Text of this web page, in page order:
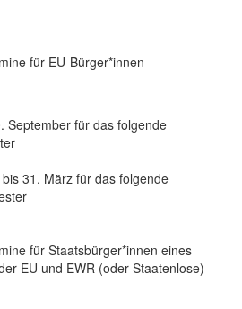
für EU-Bürger*innen
September für das folgende
31. März für das folgende
für Staatsbürger*innen eines
EU und EWR (oder Staatenlose)